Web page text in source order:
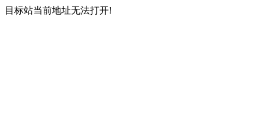
目标站当前地址无法打开!